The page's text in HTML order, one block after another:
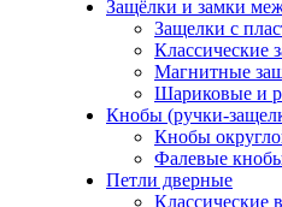
Защёлки и замки
Защелки с
Классические
Магнитные
Шариковые и
Кнобы (ручки-
Кнобы
Фалевые
Петли дверные
Классические